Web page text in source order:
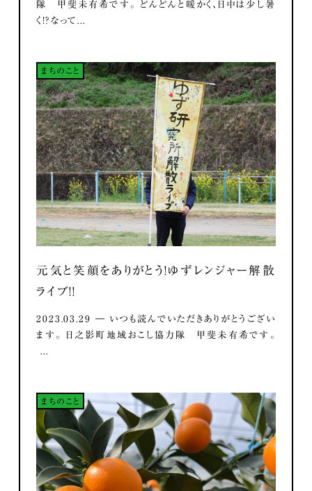
隊 甲斐未有希です。 どんどんと暖かく、日中は少し暑
く！？なって...
まちのこと
元気と笑顔をありがとう！ゆずレンジャー解散
ライブ！！
2023.03.29 ― いつも読んでいただきありがとうござい
ます。 日之影町地域おこし協力隊 甲斐未有希です。
まちのこと